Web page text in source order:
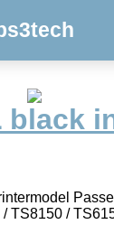
black
TS8150 /